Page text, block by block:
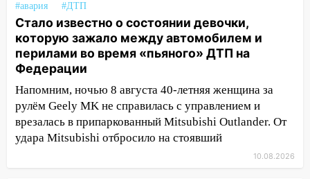
«Калину» в Новом городе
10:11 Во время атаки беспилотников в
Нижнекамске погибли люди: в
республике объявили траур
10:06 За выходные выпало больше
месячной нормы осадков и упало 111
деревьев в Ульяновске
10:00 В Кузоватово ураганный ветер
#авария
#ДТП
Стало известно о состоянии девочки,
которую зажало между автомобилем и
перилами во время «пьяного» ДТП на
Федерации
Напомним, ночью 8 августа 40-летняя женщина за
рулём Geely MK не справилась с управлением и
врезалась в припаркованный Mitsubishi Outlander. От
удара Mitsubishi отбросило на стоявший
10.08.2026